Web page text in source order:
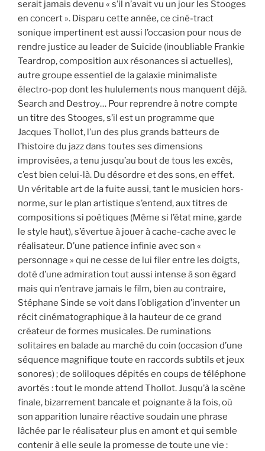
serait jamais devenu « s’il n’avait vu un jour les Stooges
en concert ». Disparu cette année, ce ciné-tract
sonique impertinent est aussi l’occasion pour nous de
rendre justice au leader de Suicide (inoubliable Frankie
Teardrop, composition aux résonances si actuelles),
autre groupe essentiel de la galaxie minimaliste
électro-pop dont les hululements nous manquent déjà.
Search and Destroy… Pour reprendre à notre compte
un titre des Stooges, s’il est un programme que
Jacques Thollot, l’un des plus grands batteurs de
l’histoire du jazz dans toutes ses dimensions
improvisées, a tenu jusqu’au bout de tous les excès,
c’est bien celui-là. Du désordre et des sons, en effet.
Un véritable art de la fuite aussi, tant le musicien hors-
norme, sur le plan artistique s’entend, aux titres de
compositions si poétiques (Même si l’état mine, garde
le style haut), s’évertue à jouer à cache-cache avec le
réalisateur. D’une patience infinie avec son «
personnage » qui ne cesse de lui filer entre les doigts,
doté d’une admiration tout aussi intense à son égard
mais qui n’entrave jamais le film, bien au contraire,
Stéphane Sinde se voit dans l’obligation d’inventer un
récit cinématographique à la hauteur de ce grand
créateur de formes musicales. De ruminations
solitaires en balade au marché du coin (occasion d’une
séquence magnifique toute en raccords subtils et jeux
sonores) ; de soliloques dépités en coups de téléphone
avortés : tout le monde attend Thollot. Jusqu’à la scène
finale, bizarrement bancale et poignante à la fois, où
son apparition lunaire réactive soudain une phrase
lâchée par le réalisateur plus en amont et qui semble
contenir à elle seule la promesse de toute une vie :